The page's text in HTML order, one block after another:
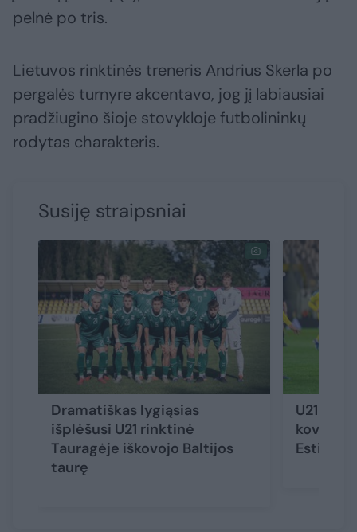
pelnė po tris.
Lietuvos rinktinės treneris Andrius Skerla po
pergalės turnyre akcentavo, jog jį labiausiai
pradžiugino šioje stovykloje futbolininkų
rodytas charakteris.
Susiję straipsniai
Dramatiškas lygiąsias
išplėšusi U21 rinktinė
Tauragėje iškovojo Baltijos
taurę
U21
Estijos